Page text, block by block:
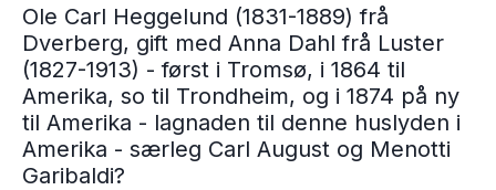
Ole Carl Heggelund (1831-1889) frå
Dverberg, gift med Anna Dahl frå Luster
(1827-1913) - først i Tromsø, i 1864 til
Amerika, so til Trondheim, og i 1874 på ny
til Amerika - lagnaden til denne huslyden i
Amerika - særleg Carl August og Menotti
Garibaldi?